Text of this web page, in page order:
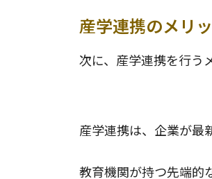
産学連携のメリ
次に、産学連携を行う
産学連携は、企業が最
教育機関が持つ先端的